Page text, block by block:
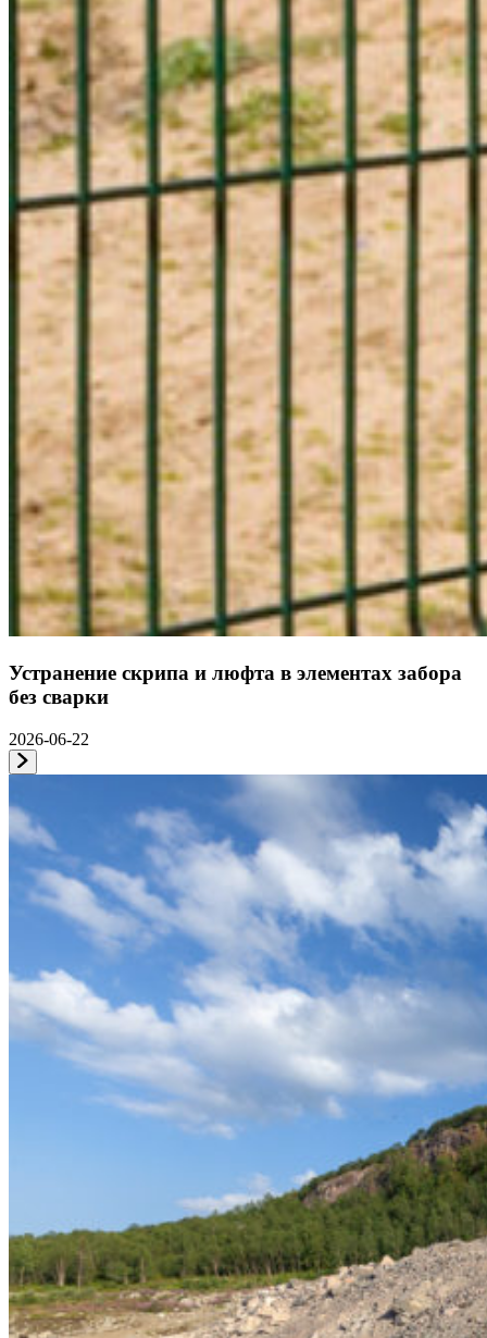
Устранение скрипа и люфта в элементах забора
без сварки
2026-06-22